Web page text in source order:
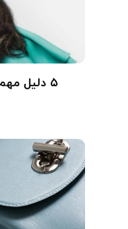
۵ دلیل مهم زنان برای استفاده از جواهرات